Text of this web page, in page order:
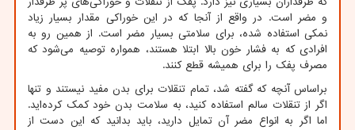
و مضر است. در واقع از آنجا که در این خوراکی مقدار بسیار زیاد
نمکی استفاده شده، برای سلامتی بسیار مضر است. از همین رو به
افرادی که به فشار خون بالا ابتلا هستند، همواره توصیه می‌شود که
مصرف پفک را برای همیشه قطع کنند.
براساس آنچه که گفته شد، تمام تنقلات برای بدن مفید نیستند و تنها
اگر از تنقلات سالم استفاده کنید، به سلامت بدن خود کمک کرده‌اید.
اما اگر به انواع مضر آن تمایل دارید، باید بدانید که این دست از